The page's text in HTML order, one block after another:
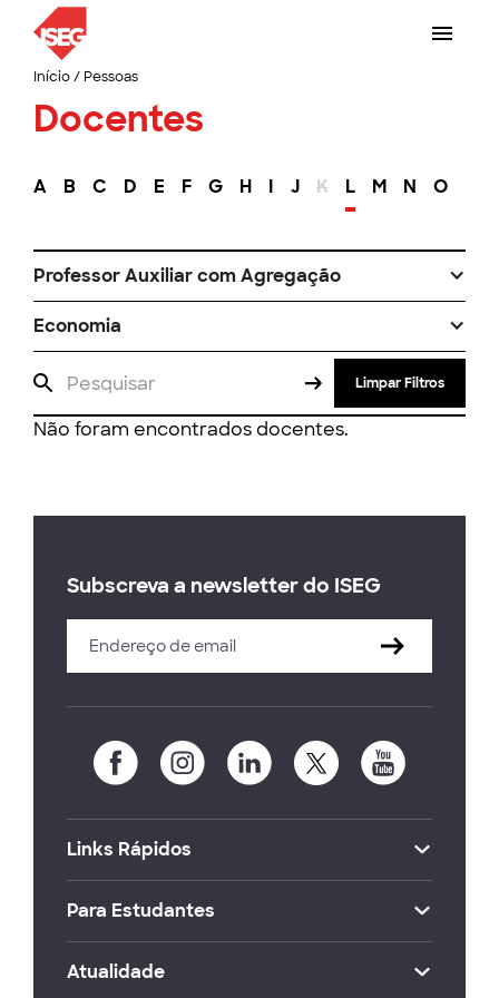
Início/ Pessoas
Docentes
A B C D E F G H I J K L M N O
Professor Auxiliar com Agregação
Economia
Limpar Filtros
Não foram encontrados docentes.
Subscreva a newsletter do ISEG
Links Rápidos
Para Estudantes
Atualidade